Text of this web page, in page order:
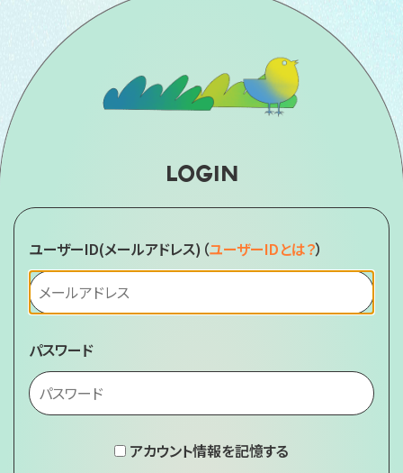
LOGIN
ユーザーID(メールアドレス) （ユーザーIDとは？）
パスワード
アカウント情報を記憶する